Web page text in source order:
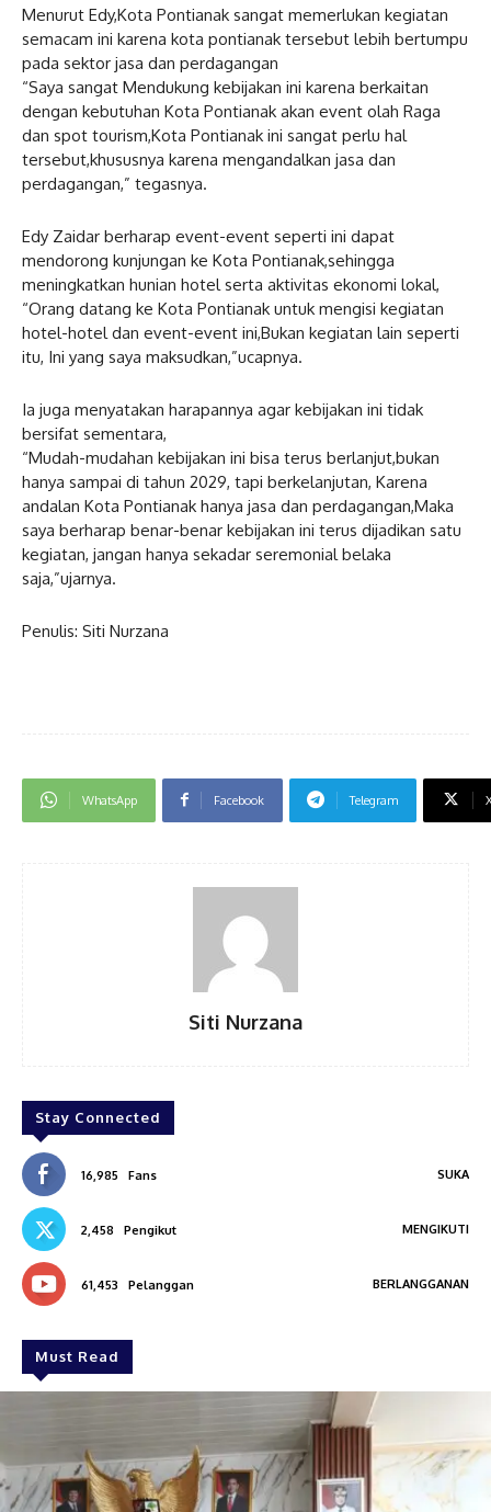
Menurut Edy,Kota Pontianak sangat memerlukan kegiatan
semacam ini karena kota pontianak tersebut lebih bertumpu
pada sektor jasa dan perdagangan
“Saya sangat Mendukung kebijakan ini karena berkaitan
dengan kebutuhan Kota Pontianak akan event olah Raga
dan spot tourism,Kota Pontianak ini sangat perlu hal
tersebut,khususnya karena mengandalkan jasa dan
perdagangan,” tegasnya.
Edy Zaidar berharap event-event seperti ini dapat
mendorong kunjungan ke Kota Pontianak,sehingga
meningkatkan hunian hotel serta aktivitas ekonomi lokal,
“Orang datang ke Kota Pontianak untuk mengisi kegiatan
hotel-hotel dan event-event ini,Bukan kegiatan lain seperti
itu, Ini yang saya maksudkan,”ucapnya.
Ia juga menyatakan harapannya agar kebijakan ini tidak
bersifat sementara,
“Mudah-mudahan kebijakan ini bisa terus berlanjut,bukan
hanya sampai di tahun 2029, tapi berkelanjutan, Karena
andalan Kota Pontianak hanya jasa dan perdagangan,Maka
saya berharap benar-benar kebijakan ini terus dijadikan satu
kegiatan, jangan hanya sekadar seremonial belaka
saja,”ujarnya.
Penulis: Siti Nurzana
WhatsApp Facebook Telegram
Siti Nurzana
Stay Connected
16,985 Fans SUKA
2,458 Pengikut MENGIKUTI
61,453 Pelanggan BERLANGGANAN
Must Read